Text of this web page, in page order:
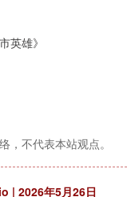
英雄》
，不代表本站观点。
| 2026年5月26日